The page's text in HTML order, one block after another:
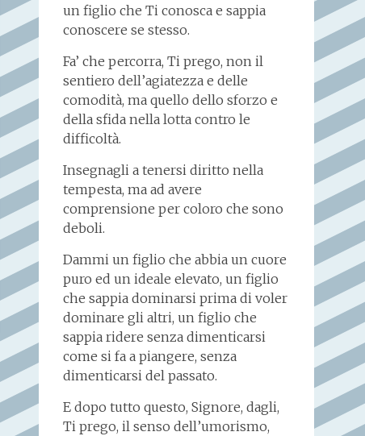
un figlio che Ti conosca e sappia
conoscere se stesso.
Fa’ che percorra, Ti prego, non il
sentiero dell’agiatezza e delle
comodità, ma quello dello sforzo e
della sfida nella lotta contro le
difficoltà.
Insegnagli a tenersi diritto nella
tempesta, ma ad avere
comprensione per coloro che sono
deboli.
Dammi un figlio che abbia un cuore
puro ed un ideale elevato, un figlio
che sappia dominarsi prima di voler
dominare gli altri, un figlio che
sappia ridere senza dimenticarsi
come si fa a piangere, senza
dimenticarsi del passato.
E dopo tutto questo, Signore, dagli,
Ti prego, il senso dell’umorismo,